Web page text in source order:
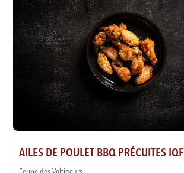
AILES DE POULET BBQ PRÉCUITES IQF